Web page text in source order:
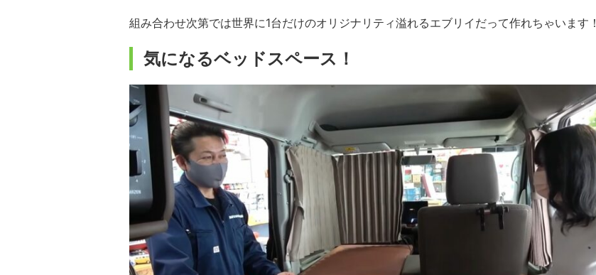
組み合わせ次第では世界に1台だけのオリジナリティ溢れるエブリイだって作れちゃいます！
気になるベッドスペース！